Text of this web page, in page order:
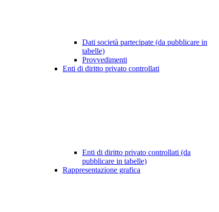
Dati società partecipate (da pubblicare in
tabelle)
Provvedimenti
Enti di diritto privato controllati
Enti di diritto privato controllati (da
pubblicare in tabelle)
Rappresentazione grafica